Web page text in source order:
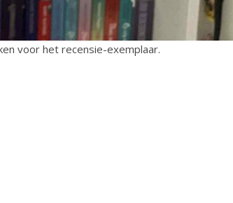
voor het recensie-exemplaar.